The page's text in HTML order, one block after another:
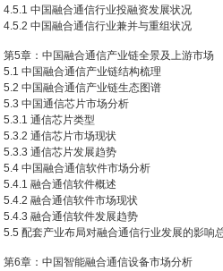
4.5.1 中国融合通信行业投融资发展状况
4.5.2 中国融合通信行业兼并与重组状况
第5章：中国融合通信产业链全景及上游市场
5.1 中国融合通信产业链结构梳理
5.2 中国融合通信产业链生态图谱
5.3 中国通信芯片市场分析
5.3.1 通信芯片类型
5.3.2 通信芯片市场现状
5.3.3 通信芯片发展趋势
5.4 中国融合通信软件市场分析
5.4.1 融合通信软件概述
5.4.2 融合通信软件市场现状
5.4.3 融合通信软件发展趋势
5.5 配套产业布局对融合通信行业发展的影响
第6章：中国智能融合通信设备市场分析